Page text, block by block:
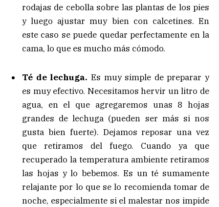
rodajas de cebolla sobre las plantas de los pies
y luego ajustar muy bien con calcetines. En
este caso se puede quedar perfectamente en la
cama, lo que es mucho más cómodo.
Té de lechuga. Es muy simple de preparar y
es muy efectivo. Necesitamos hervir un litro de
agua, en el que agregaremos unas 8 hojas
grandes de lechuga (pueden ser más si nos
gusta bien fuerte). Dejamos reposar una vez
que retiramos del fuego. Cuando ya que
recuperado la temperatura ambiente retiramos
las hojas y lo bebemos. Es un té sumamente
relajante por lo que se lo recomienda tomar de
noche, especialmente si el malestar nos impide